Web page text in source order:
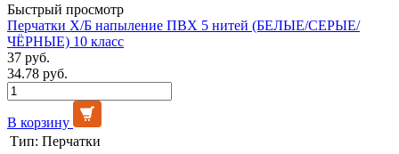
Быстрый просмотр
Перчатки Х/Б напыление ПВХ 5 нитей (БЕЛЫЕ/СЕРЫЕ/
ЧЁРНЫЕ) 10 класс
37 руб.
34.78 руб.
В корзину
Тип: Перчатки